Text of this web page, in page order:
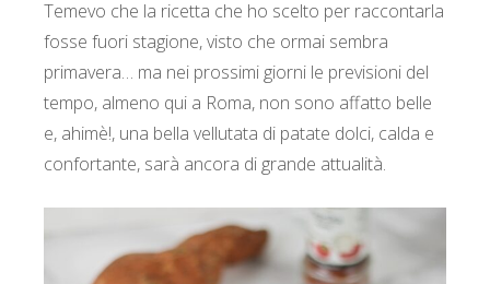
Temevo che la ricetta che ho scelto per raccontarla
fosse fuori stagione, visto che ormai sembra
primavera… ma nei prossimi giorni le previsioni del
tempo, almeno qui a Roma, non sono affatto belle
e, ahimè!, una bella vellutata di patate dolci, calda e
confortante, sarà ancora di grande attualità.